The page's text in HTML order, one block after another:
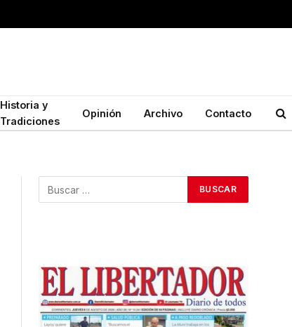
Historia y
Tradiciones
Opinión Archivo Contacto